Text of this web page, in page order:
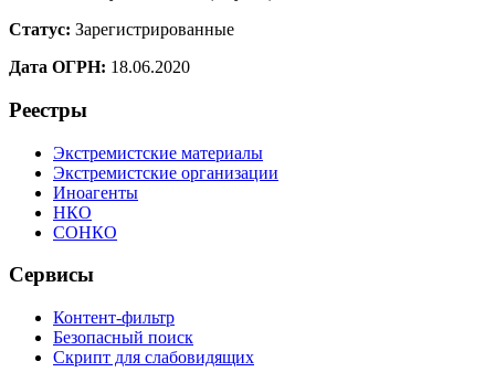
Статус: Зарегистрированные
Дата ОГРН: 18.06.2020
Реестры
Экстремистские материалы
Экстремистские организации
Иноагенты
НКО
СОНКО
Сервисы
Контент-фильтр
Безопасный поиск
Скрипт для слабовидящих